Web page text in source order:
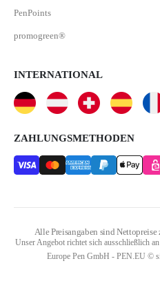
PenPoints
promogreen®
INTERNATIONAL
ZAHLUNGSMETHODEN
Alle Preisangaben sind
Unser Angebot richtet sich ausschließlich
Europe Pen GmbH - PEN.EU ©